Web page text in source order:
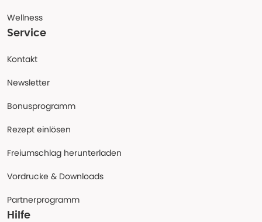
Wellness
Service
Kontakt
Newsletter
Bonusprogramm
Rezept einlösen
Freiumschlag herunterladen
Vordrucke & Downloads
Partnerprogramm
Hilfe